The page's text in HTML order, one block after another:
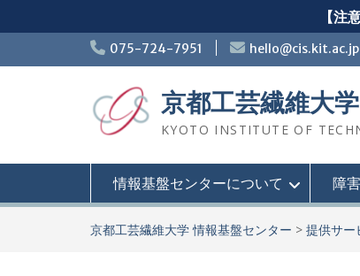
【
075-724-7951 hello@cis.kit.ac.jp
京都工芸繊維大
KYOTO INSTITUTE OF
情報基盤センターについて 障
京都工芸繊維大学 情報基盤センター > 提供サー